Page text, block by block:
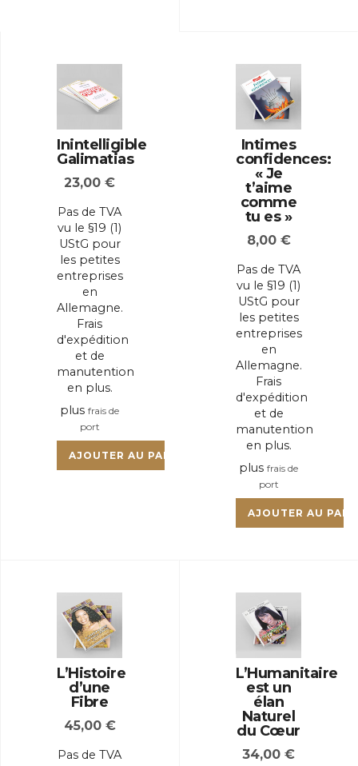
Inintelligible
Galimatias
23,00 €
Pas de TVA
vu le §19 (1)
UStG pour
les petites
entreprises
en
Allemagne.
Frais
d'expédition
et de
manutention
en plus.
plus frais de
port
AJOUTER AU PANIER
Intimes
confidences:
« Je
t’aime
comme
tu es »
8,00 €
Pas de TVA
vu le §19 (1)
UStG pour
les petites
entreprises
en
Allemagne.
Frais
d'expédition
et de
manutention
en plus.
plus frais de
port
AJOUTER AU
L’Histoire
d’une
Fibre
45,00 €
Pas de TVA
L’Humanitaire
est un
élan
Naturel
du Cœur
34,00 €